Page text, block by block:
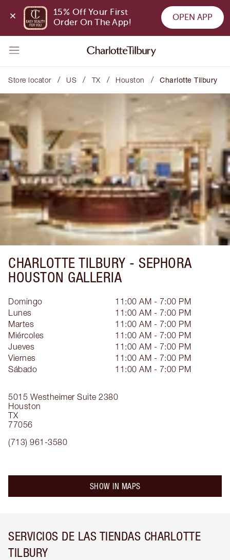
15% Off Your First
Order On The App!
OPEN APP
Store locator / US / TX / Houston / Charlotte Tilbury
CHARLOTTE TILBURY - SEPHORA
HOUSTON GALLERIA
5015 Westheimer Suite 2380
Houston
TX
77056
(713) 961-3580
Domingo
11:00 AM - 7:00 PM
Lunes
11:00 AM - 7:00 PM
Martes
11:00 AM - 7:00 PM
Miércoles
11:00 AM - 7:00 PM
Jueves
11:00 AM - 7:00 PM
Viernes
11:00 AM - 7:00 PM
Sábado
11:00 AM - 7:00 PM
SHOW IN MAPS
SERVICIOS DE LAS TIENDAS CHARLOTTE
TILBURY